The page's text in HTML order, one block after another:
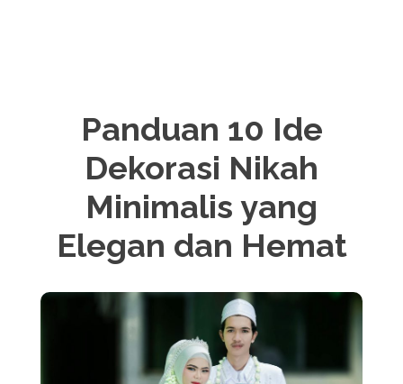
Panduan 10 Ide
Dekorasi Nikah
Minimalis yang
Elegan dan Hemat